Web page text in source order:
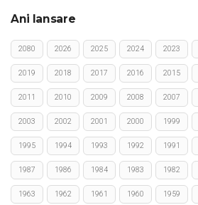
Ani lansare
2080 2026 2025 2024 2023
2019 2018 2017 2016 2015
2011 2010 2009 2008 2007
2003 2002 2001 2000 1999
1995 1994 1993 1992 1991
1987 1986 1984 1983 1982
1963 1962 1961 1960 1959